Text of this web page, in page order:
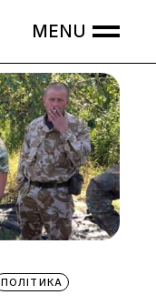
ПОЛІТИКА